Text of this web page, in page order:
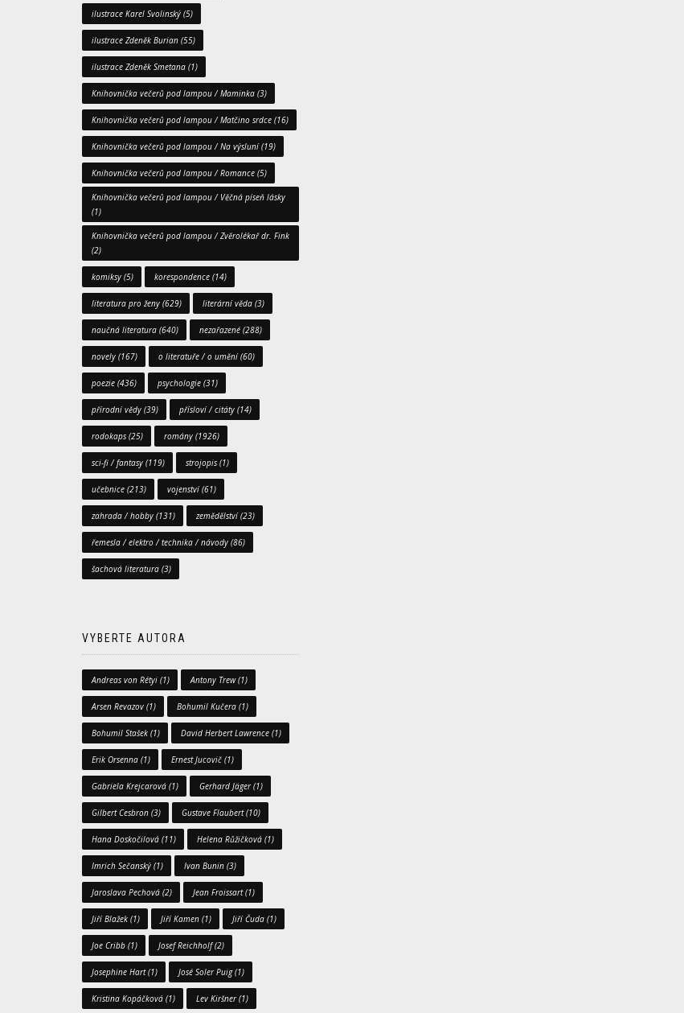
ilustrace Karel Svolinský (5)
ilustrace Zdeněk Burian (55)
ilustrace Zdeněk Smetana (1)
Knihovnička večerů pod lampou / Maminka (3)
Knihovnička večerů pod lampou / Matčino srdce (16)
Knihovnička večerů pod lampou / Na výsluní(19)
Knihovnička večerů pod lampou / Romance (5)
Knihovnička večerů pod lampou / Věčná píseň lásky
(1)
Knihovnička večerů pod lampou / Zvěrolékař dr. Fink
(2)
komiksy (5) korespondence (14)
literatura pro ženy (629) literární věda (3)
naučná literatura (640) nezařazené (288)
novely (167) o literatuře / o umění(60)
poezie (436) psychologie (31)
přírodní vědy (39) přísloví / citáty (14)
rodokaps (25) romány (1926)
sci-fi / fantasy (119) strojopis (1)
učebnice (213) vojenství(61)
zahrada / hobby (131) zemědělství(23)
řemesla / elektro / technika / návody (86)
šachová literatura (3)
VYBERTE AUTORA
Andreas von Rétyi (1) Antony Trew(1)
Arsen Revazov (1) Bohumil Kučera (1)
Bohumil Stašek (1) David Herbert Lawrence (1)
Erik Orsenna (1) Ernest Jucovič (1)
Gabriela Krejcarová (1) Gerhard Jäger(1)
Gilbert Cesbron (3) Gustave Flaubert(10)
Hana Doskočilová (11) Helena Růžičková (1)
Imrich Sečanský (1) Ivan Bunin (3)
Jaroslava Pechová (2) Jean Froissart(1)
Jiří Blažek (1) Jiří Kamen (1) Jiří Čuda (1)
Joe Cribb (1) Josef Reichholf(2)
Josephine Hart(1) José Soler Puig(1)
Kristina Kopáčková (1) Lev Kiršner(1)